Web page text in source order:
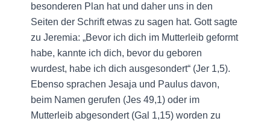
besonderen Plan hat und daher uns in den
Seiten der Schrift etwas zu sagen hat. Gott sagte
zu Jeremia: „Bevor ich dich im Mutterleib geformt
habe, kannte ich dich, bevor du geboren
wurdest, habe ich dich ausgesondert“ (Jer 1,5).
Ebenso sprachen Jesaja und Paulus davon,
beim Namen gerufen (Jes 49,1) oder im
Mutterleib abgesondert (Gal 1,15) worden zu